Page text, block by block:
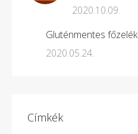
2020.10.09.
Gluténmentes
2020.05.24.
Címkék